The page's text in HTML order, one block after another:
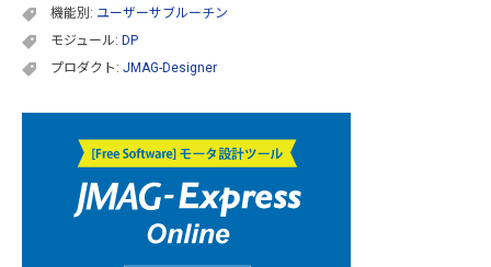
機能別: ユーザーサブルーチン
モジュール: DP
プロダクト: JMAG-Designer